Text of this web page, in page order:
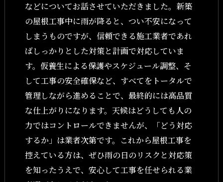
などについてお話させていただきました。新築
の屋根工事中に雨が降ると、つい不安になって
しまうものですが、信頼できる施工業者であれ
ばしっかりとした対策と計画で対応していま
す。仮養生による保護やスケジュール調整、そ
して工事の安全確保など、すべてをトータルで
管理しながら進めることで、最終的には高品質
な仕上がりになります。天候はどうしても人の
力ではコントロールできませんが、「どう対応
するか」は業者次第です。これから屋根工事を
控えている方は、ぜひ雨の日のリスクと対応策
を知ったうえで、安心して工事を任せられる業